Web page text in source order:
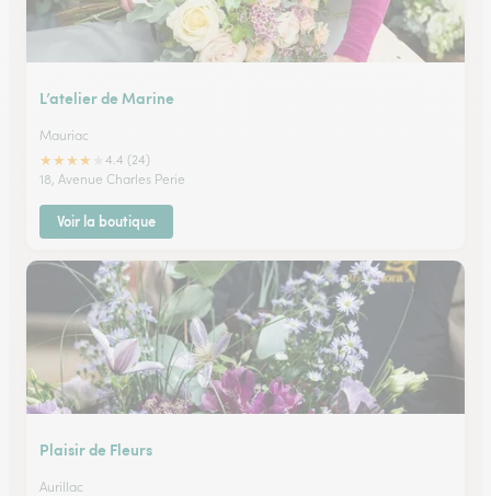
L’atelier de Marine
Mauriac
★★★★
4.4 (24)
18, Avenue Charles Perie
Voir la boutique
Plaisir de Fleurs
Aurillac